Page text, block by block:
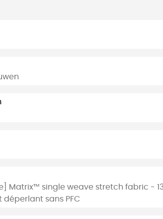
Matrix™ single weave stretch fabric -
sans PFC